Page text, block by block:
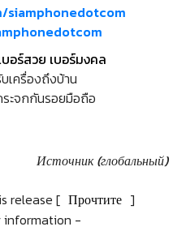
siamphonedotcom
อร์สวย เบอร์มงคล
เครื่องถึงบ้าน
ะจกกันรอยมือถือ
Источник (глобальный)
release [ Прочтите ]
information -